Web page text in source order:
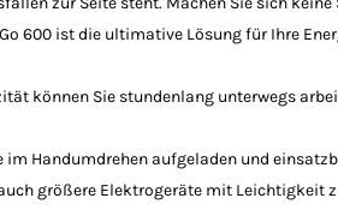
600 ist die ultimative Lösung für Ihre
können Sie stundenlang unterwegs
Handumdrehen aufgeladen und
größere Elektrogeräte mit Leichtigkeit